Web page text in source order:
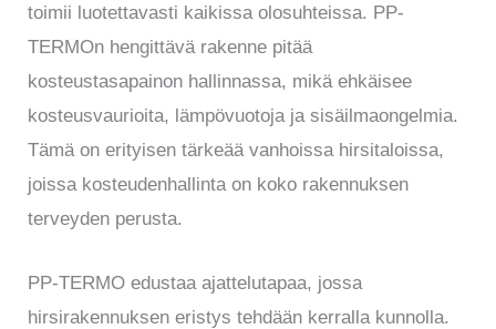
toimii luotettavasti kaikissa olosuhteissa. PP-
TERMOn hengittävä rakenne pitää
kosteustasapainon hallinnassa, mikä ehkäisee
kosteusvaurioita, lämpövuotoja ja sisäilmaongelmia.
Tämä on erityisen tärkeää vanhoissa hirsitaloissa,
joissa kosteudenhallinta on koko rakennuksen
terveyden perusta.
PP-TERMO edustaa ajattelutapaa, jossa
hirsirakennuksen eristys tehdään kerralla kunnolla.